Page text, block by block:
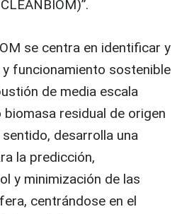
se centra en identificar y
funcionamiento sostenible
de media escala
residual de origen
desarrolla una
la predicción,
y minimización de las
centrándose en el